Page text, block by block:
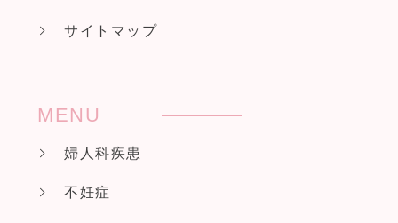
サイトマップ
MENU
婦人科疾患
不妊症